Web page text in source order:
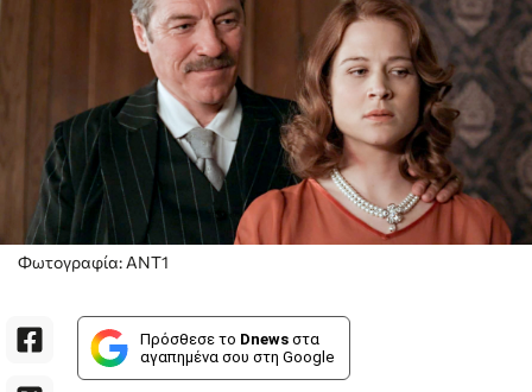
Φωτογραφία: ΑΝΤ1
Πρόσθεσε το Dnews στα
αγαπημένα σου στη Google